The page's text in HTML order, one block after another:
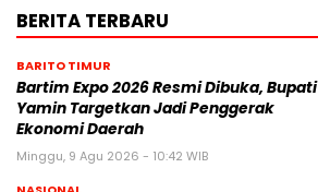
BERITA TERBARU
BARITO TIMUR
Bartim Expo 2026 Resmi Dibuka, Bupati
Yamin Targetkan Jadi Penggerak
Ekonomi Daerah
Minggu, 9 Agu 2026 - 10:42 WIB